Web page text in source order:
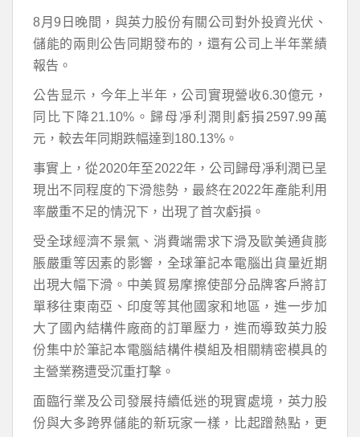
8月9日晚間，與英力股份有關公司對外投資光伏、
儲能的兩則公告同期發布的，還有公司上半年業績
報告。
公告显示，今年上半年，公司實現營收6.30億元，
同比下降21.10%。歸母凈利潤則虧損2597.99萬
元，較去年同期跌幅達到180.13%。
事實上，從2020年至2022年，公司歸母凈利潤已呈
現出不同程度的下滑態勢，最終在2022年產能利用
率嚴重不足的情況下，出現了首次虧損。
受全球經濟不景氣、消費端需求下滑及歐美通貨膨
脹嚴重等因素的影響，全球筆記本電腦出貨量近期
出現大幅下滑。中美貿易摩擦使部分品牌客戶將訂
單移往東南亞、印度等其他國家和地區，進一步加
大了國內結構件廠商的訂單壓力，進而導致英力股
份集中於筆記本電腦結構件模組及相關精密模具的
主營業務遭受沉重打擊。
面臨行業及公司發展持續低迷的現實處境，英力股
份與大多跨界儲能的新玩家一樣，比起蹭熱點，更